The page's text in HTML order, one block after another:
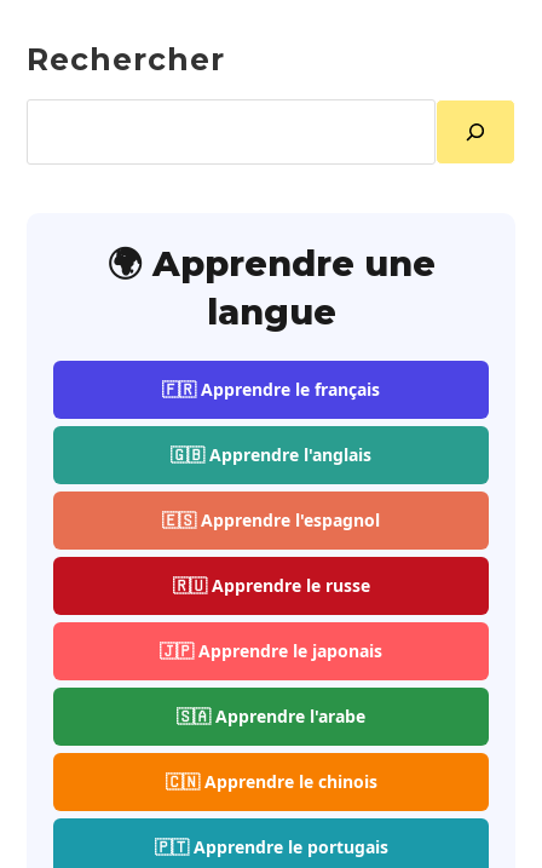
Rechercher
🌍 Apprendre une
langue
🇫🇷 Apprendre le français
🇬🇧 Apprendre l'anglais
🇪🇸 Apprendre l'espagnol
🇷🇺 Apprendre le russe
🇯🇵 Apprendre le japonais
🇸🇦 Apprendre l'arabe
🇨🇳 Apprendre le chinois
🇵🇹 Apprendre le portugais